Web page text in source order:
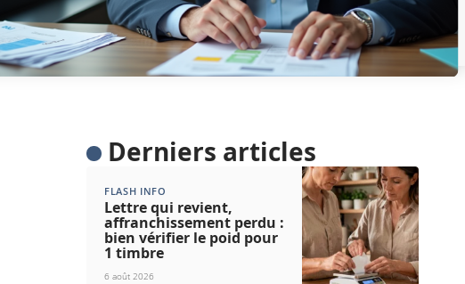
Derniers articles
FLASH INFO
Lettre qui revient,
affranchissement perdu :
bien vérifier le poid pour
1 timbre
6 août 2026